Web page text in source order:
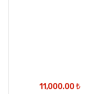
11,000.00₺